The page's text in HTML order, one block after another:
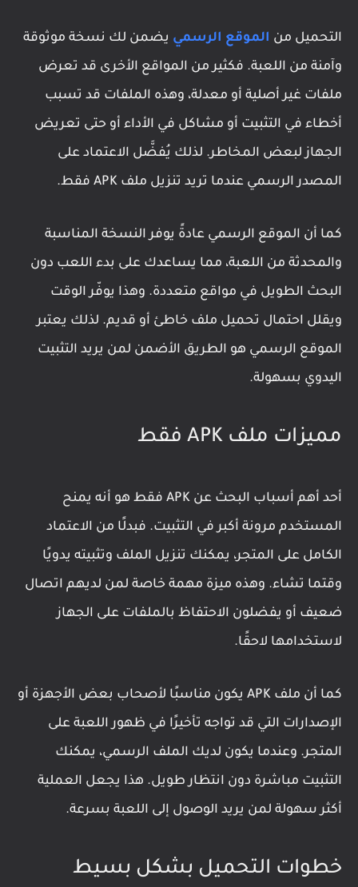
التحميل من الموقع الرسمي يضمن لك نسخة موثوقة
وآمنة من اللعبة. فكثير من المواقع الأخرى قد تعرض
ملفات غير أصلية أو معدلة، وهذه الملفات قد تسبب
أخطاء في التثبيت أو مشاكل في الأداء أو حتى تعريض
الجهاز لبعض المخاطر. لذلك يُفضَّل الاعتماد على
المصدر الرسمي عندما تريد تنزيل ملف APK فقط.
كما أن الموقع الرسمي عادةً يوفر النسخة المناسبة
والمحدثة من اللعبة، مما يساعدك على بدء اللعب دون
البحث الطويل في مواقع متعددة. وهذا يوفّر الوقت
ويقلل احتمال تحميل ملف خاطئ أو قديم. لذلك يعتبر
الموقع الرسمي هو الطريق الأضمن لمن يريد التثبيت
اليدوي بسهولة.
مميزات ملف APK فقط
أحد أهم أسباب البحث عن APK فقط هو أنه يمنح
المستخدم مرونة أكبر في التثبيت. فبدلًا من الاعتماد
الكامل على المتجر، يمكنك تنزيل الملف وتثبيته يدويًا
وقتما تشاء. وهذه ميزة مهمة خاصة لمن لديهم اتصال
ضعيف أو يفضلون الاحتفاظ بالملفات على الجهاز
لاستخدامها لاحقًا.
كما أن ملف APK يكون مناسبًا لأصحاب بعض الأجهزة أو
الإصدارات التي قد تواجه تأخيرًا في ظهور اللعبة على
المتجر. وعندما يكون لديك الملف الرسمي، يمكنك
التثبيت مباشرة دون انتظار طويل. هذا يجعل العملية
أكثر سهولة لمن يريد الوصول إلى اللعبة بسرعة.
خطوات التحميل بشكل بسيط